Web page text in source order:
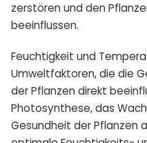
zerstören und den
beeinflussen.
Feuchtigkeit und
Umweltfaktoren, die die
der Pflanzen direkt
Photosynthese, das
Gesundheit der Pflanzen